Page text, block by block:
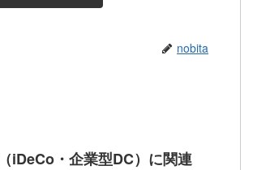
nobita
iDeCo・企業型DC）に関連